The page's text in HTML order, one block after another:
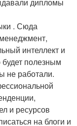
. Сюда
интеллект и
полезным
не работали.
и ресурсов
на блоги и